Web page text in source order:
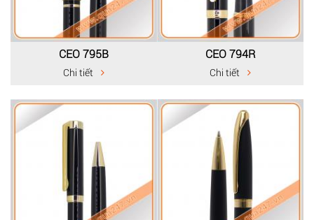
CEO 795B
Chi tiết
CEO 794R
Chi tiết